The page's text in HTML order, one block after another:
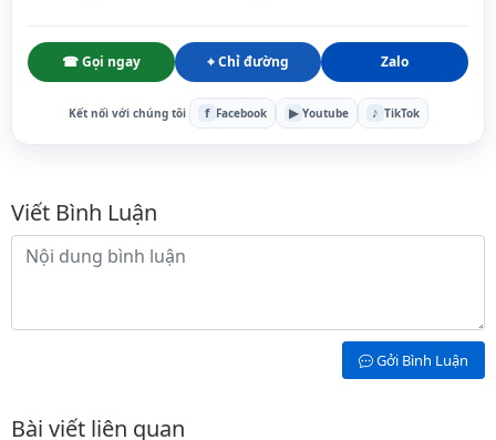
☎ Gọi ngay ⌖ Chỉ đường Zalo
Kết nối với chúng tôi f Facebook ▶ Youtube ♪ TikTok
Bình luận
Viết Bình Luận
Nội dung bình luận
Gởi Bình Luận
Bài viết liên quan